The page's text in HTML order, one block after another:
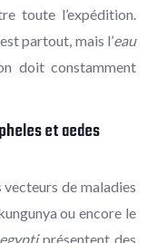
toute l’expédition.
partout, mais l’eau
doit constamment
et aedes
de maladies
ou encore le
présentent des